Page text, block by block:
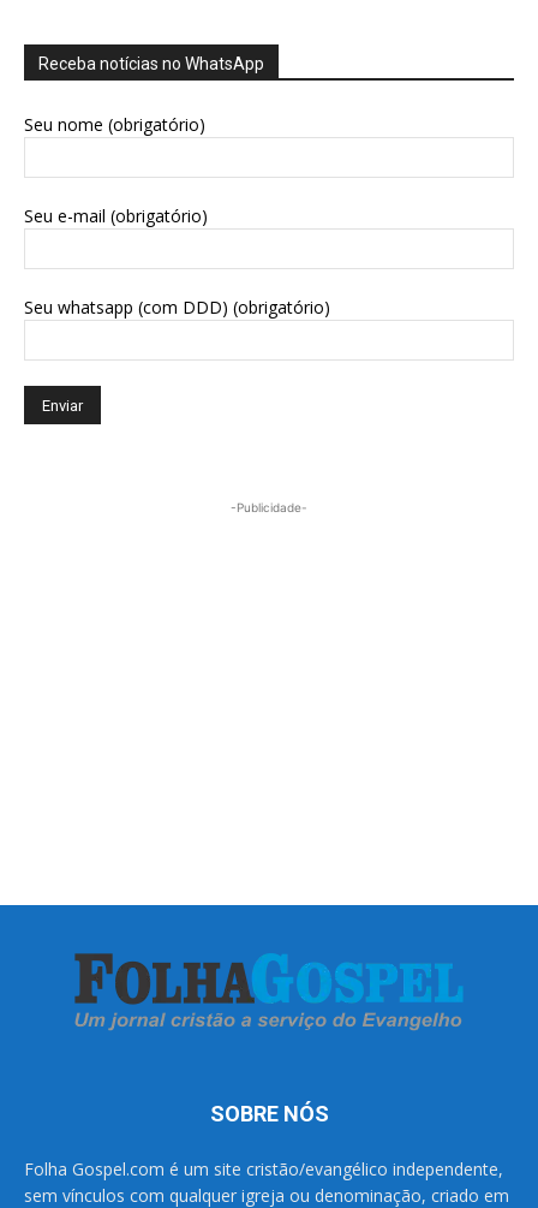
Receba notícias no WhatsApp
Seu nome (obrigatório)
Seu e-mail (obrigatório)
Seu whatsapp (com DDD) (obrigatório)
-Publicidade-
SOBRE NÓS
Folha Gospel.com é um site cristão/evangélico independente,
sem vínculos com qualquer igreja ou denominação, criado em